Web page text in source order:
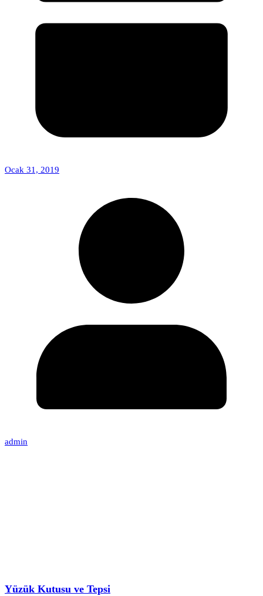
Ocak 31, 2019
admin
Yüzük Kutusu ve Tepsi